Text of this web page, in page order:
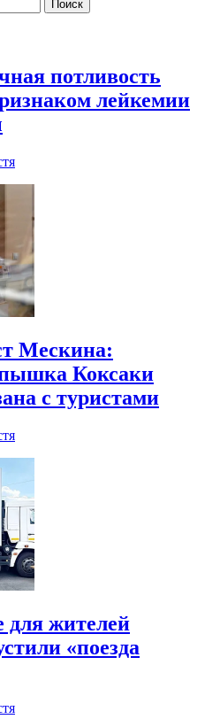
потливость
лейкемии
Мескина:
Коксаки
с туристами
для жителей
«поезда